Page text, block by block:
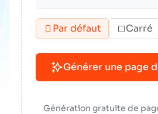
Par défaut Carré
Générer une page
Génération gratuite de